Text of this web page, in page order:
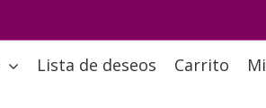
Lista de deseos Carrito